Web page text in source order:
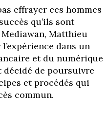
effrayer ces hommes
qu’ils sont
Matthieu
dans un
et du numérique
décidé de poursuivre
et procédés qui
commun.